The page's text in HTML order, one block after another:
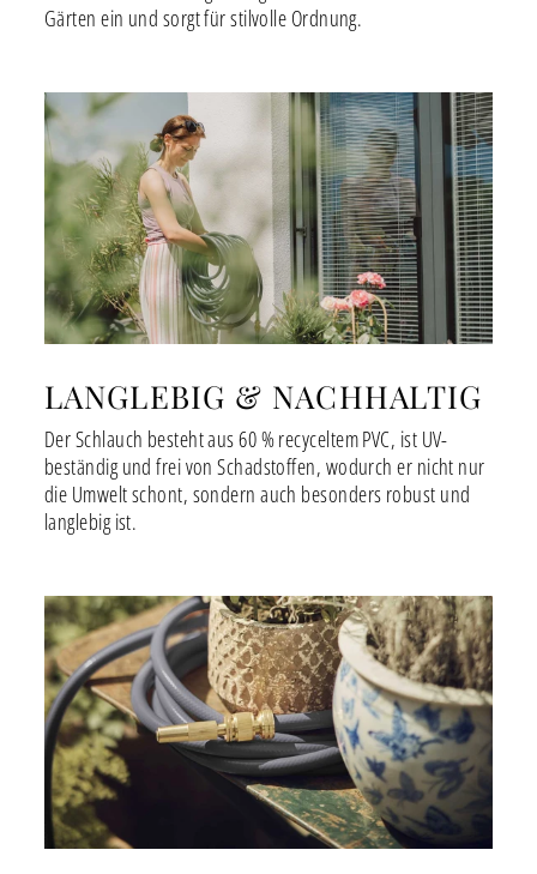
Gärten ein und sorgt für stilvolle Ordnung.
LANGLEBIG & NACHHALTIG
Der Schlauch besteht aus 60 % recyceltem PVC, ist UV-
beständig und frei von Schadstoffen, wodurch er nicht nur
die Umwelt schont, sondern auch besonders robust und
langlebig ist.